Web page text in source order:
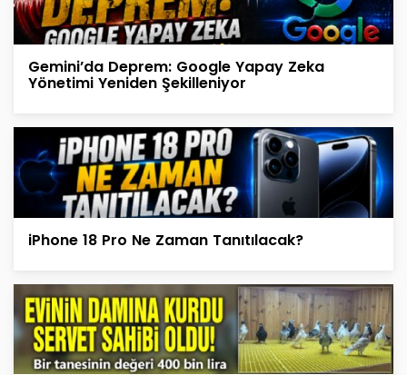
Gemini’da Deprem: Google Yapay Zeka
Yönetimi Yeniden Şekilleniyor
iPhone 18 Pro Ne Zaman Tanıtılacak?